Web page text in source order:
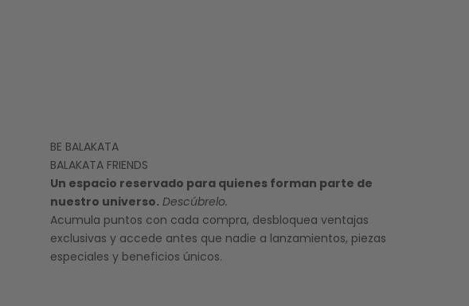
BE BALAKATA
BALAKATA FRIENDS
Un espacio reservado para quienes forman parte de
nuestro universo. Descúbrelo.
Acumula puntos con cada compra, desbloquea ventajas
exclusivas y accede antes que nadie a lanzamientos, piezas
especiales y beneficios únicos.